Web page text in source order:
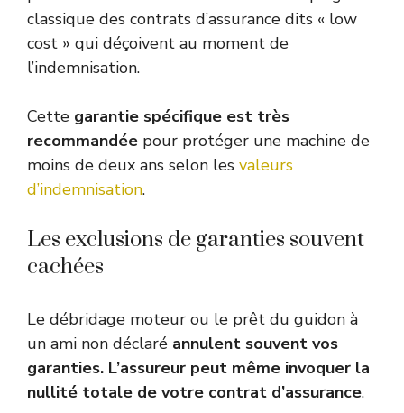
classique des contrats d’assurance dits « low
cost » qui déçoivent au moment de
l’indemnisation.
Cette garantie spécifique est très
recommandée pour protéger une machine de
moins de deux ans selon les valeurs
d’indemnisation.
Les exclusions de garanties souvent
cachées
Le débridage moteur ou le prêt du guidon à
un ami non déclaré annulent souvent vos
garanties. L’assureur peut même invoquer la
nullité totale de votre contrat d’assurance.